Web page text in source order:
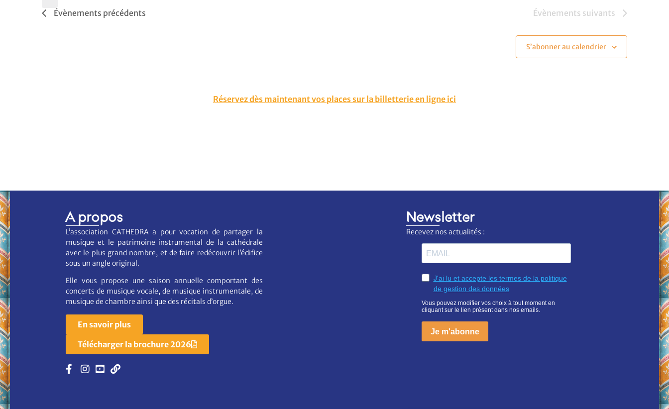
Évènements précédents Évènements suivants
S’abonner au calendrier
Réservez dès maintenant vos places sur la billetterie en ligne ici
A propos
L’association CATHEDRA a pour vocation de partager la
musique et le patrimoine instrumental de la cathédrale
avec le plus grand nombre, et de faire redécouvrir l’édifice
sous un angle original.
Elle vous propose une saison annuelle comportant des
concerts de musique vocale, de musique instrumentale, de
musique de chambre ainsi que des récitals d’orgue.
En savoir plus
Télécharger la brochure 2026
Newsletter
Recevez nos actualités :